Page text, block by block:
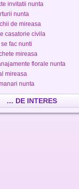
invitatii nunta
nunta
de mireasa
casatorie civila
se fac nunti
mireasa
florale nunta
mireasa
nunta
… DE INTERES